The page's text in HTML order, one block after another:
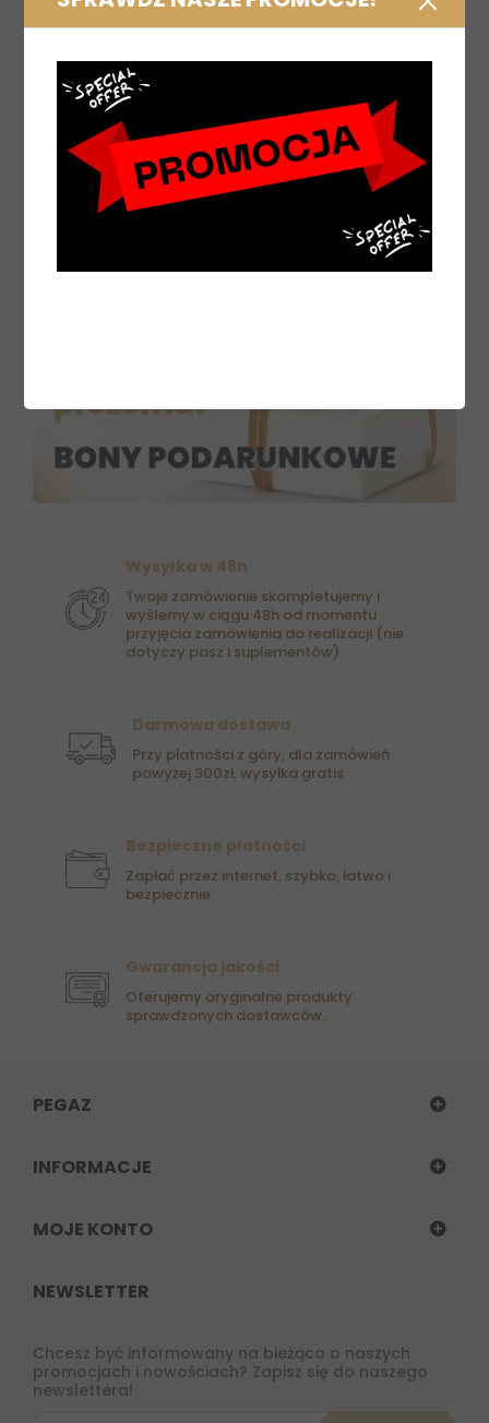
Wysyłka w 48h
Twoje zamówienie skompletujemy i
wyślemy w ciągu 48h od momentu
przyjęcia zamówienia do realizacji (nie
dotyczy pasz i suplementów)
Darmowa dostawa
Przy płatności z góry, dla zamówień
powyżej 300zł, wysyłka gratis
Bezpieczne płatności
Zapłać przez internet, szybko, łatwo i
bezpiecznie
Gwarancja jakości
Oferujemy oryginalne produkty
sprawdzonych dostawców.
PEGAZ
INFORMACJE
MOJE KONTO
NEWSLETTER
Chcesz być informowany na bieżąco o naszych
promocjach i nowościach? Zapisz się do naszego
newslettera!